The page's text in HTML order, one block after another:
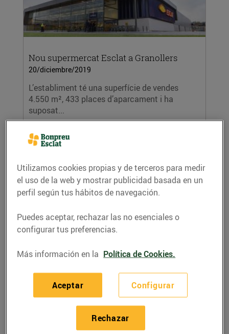
Nou supermercat Esclat a Granollers
20/diciembre/2019
L’establiment té una superfície de vendes
4.550 m², 433 places d’aparcament i ha
suposat...
Bon Preu obre el primer Esclat a Igualada
Bon Preu ha realitzat una inversió de 21
milions d’euros en la construcció del nou...
Utilizamos cookies propias y de terceros para medir
el uso de la web y mostrar publicidad basada en un
perfil según tus hábitos de navegación.
Puedes aceptar, rechazar las no esenciales o
configurar tus preferencias.
Más información en la Política de Cookies.
Configurar
Rechazar
Aceptar